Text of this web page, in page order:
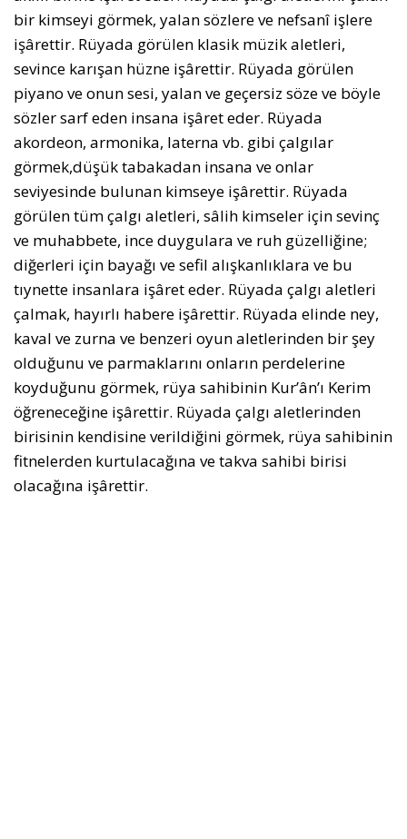
bir kimseyi görmek, yalan sözlere ve nefsanî işlere
işârettir. Rüyada görülen klasik müzik aletleri,
sevince karışan hüzne işârettir. Rüyada görülen
piyano ve onun sesi, yalan ve geçersiz söze ve böyle
sözler sarf eden insana işâret eder. Rüyada
akordeon, armonika, laterna vb. gibi çalgılar
görmek,düşük tabakadan insana ve onlar
seviyesinde bulunan kimseye işârettir. Rüyada
görülen tüm çalgı aletleri, sâlih kimseler için sevinç
ve muhabbete, ince duygulara ve ruh güzelliğine;
diğerleri için bayağı ve sefil alışkanlıklara ve bu
tıynette insanlara işâret eder. Rüyada çalgı aletleri
çalmak, hayırlı habere işârettir. Rüyada elinde ney,
kaval ve zurna ve benzeri oyun aletlerinden bir şey
olduğunu ve parmaklarını onların perdelerine
koyduğunu görmek, rüya sahibinin Kur’ân’ı Kerim
öğreneceğine işârettir. Rüyada çalgı aletlerinden
birisinin kendisine verildiğini görmek, rüya sahibinin
fitnelerden kurtulacağına ve takva sahibi birisi
olacağına işârettir.